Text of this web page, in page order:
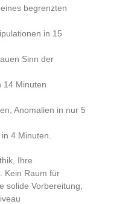
begrenzten
in 15
Sinn der
14 Minuten
Anomalien in nur 5
4 Minuten.
Ihre
Kein Raum für
solide Vorbereitung,